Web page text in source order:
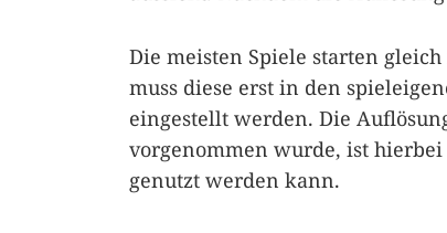
Die meisten Spiele starten
muss diese erst in den
eingestellt werden. Die
vorgenommen wurde, ist
genutzt werden kann.